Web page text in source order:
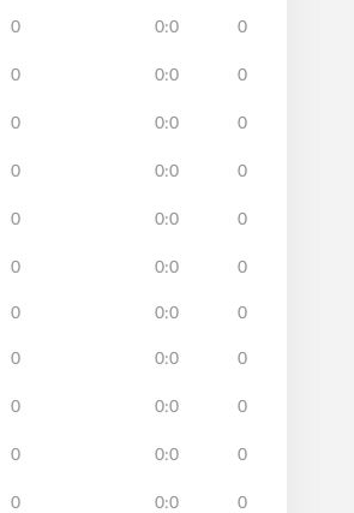
0 0:0 0
0 0:0 0
0 0:0 0
0 0:0 0
0 0:0 0
0 0:0 0
0 0:0 0
0 0:0 0
0 0:0 0
0 0:0 0
0 0:0 0